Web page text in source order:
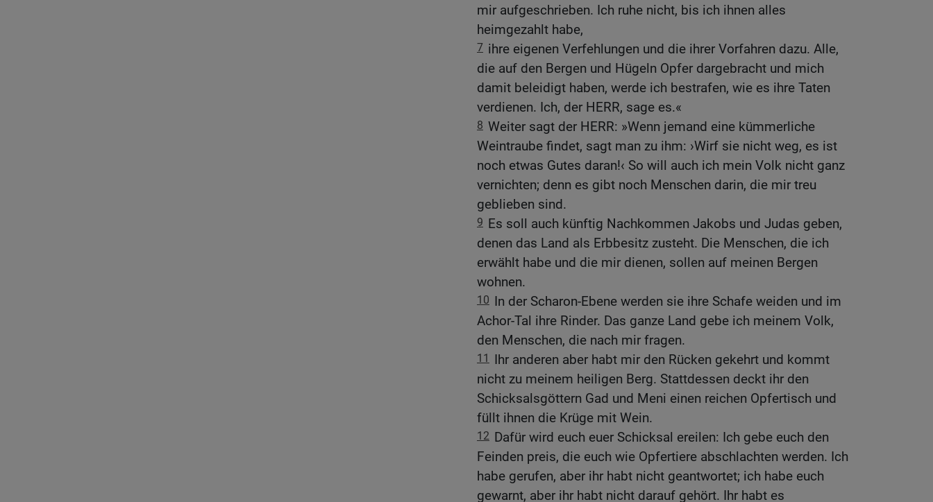
mir aufgeschrieben. Ich ruhe nicht, bis ich ihnen alles
heimgezahlt habe,
7 ihre eigenen Verfehlungen und die ihrer Vorfahren dazu. Alle,
die auf den Bergen und Hügeln Opfer dargebracht und mich
damit beleidigt haben, werde ich bestrafen, wie es ihre Taten
verdienen. Ich, der HERR, sage es.«
8 Weiter sagt der HERR: »Wenn jemand eine kümmerliche
Weintraube findet, sagt man zu ihm: ›Wirf sie nicht weg, es ist
noch etwas Gutes daran!‹ So will auch ich mein Volk nicht ganz
vernichten; denn es gibt noch Menschen darin, die mir treu
geblieben sind.
9 Es soll auch künftig Nachkommen Jakobs und Judas geben,
denen das Land als Erbbesitz zusteht. Die Menschen, die ich
erwählt habe und die mir dienen, sollen auf meinen Bergen
wohnen.
10 In der Scharon-Ebene werden sie ihre Schafe weiden und im
Achor-Tal ihre Rinder. Das ganze Land gebe ich meinem Volk,
den Menschen, die nach mir fragen.
11
Ihr anderen aber habt mir den Rücken gekehrt und kommt
nicht zu meinem heiligen Berg. Stattdessen deckt ihr den
Schicksalsgöttern Gad und Meni einen reichen Opfertisch und
füllt ihnen die Krüge mit Wein.
12 Dafür wird euch euer Schicksal ereilen: Ich gebe euch den
Feinden preis, die euch wie Opfertiere abschlachten werden. Ich
habe gerufen, aber ihr habt nicht geantwortet; ich habe euch
gewarnt, aber ihr habt nicht darauf gehört. Ihr habt es